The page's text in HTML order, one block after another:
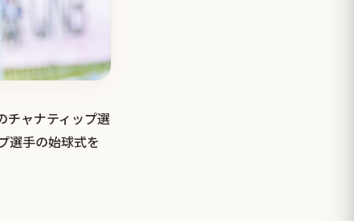
チャナティップ選
選手の始球式を